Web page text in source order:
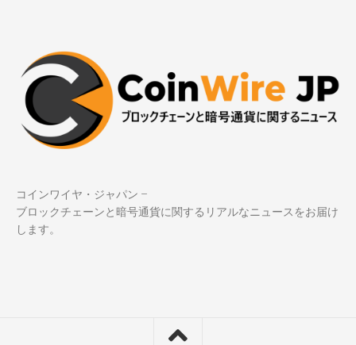
コインワイヤ・ジャパン –
ブロックチェーンと暗号通貨に関するリアルなニュースをお届け
します。